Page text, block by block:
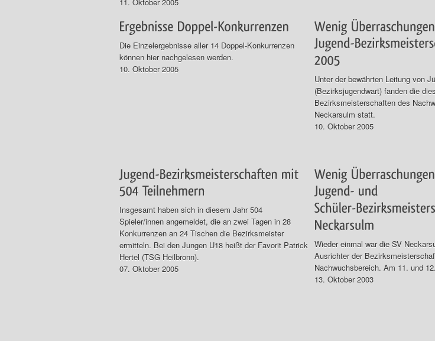
Die Einzelergebnisse aller 14 Doppel-Konkurrenzen
können hier nachgelesen werden.
10. Oktober 2005
Unter der bewährten Leitung von
(Bezirksjugendwart) fanden die
Bezirksmeisterschaften des
Neckarsulm statt.
10. Oktober 2005
Insgesamt haben sich in diesem Jahr 504
Spieler/innen angemeldet, die an zwei Tagen in 28
Konkurrenzen an 24 Tischen die Bezirksmeister
ermitteln. Bei den Jungen U18 heißt der Favorit Patrick
Hertel (TSG Heilbronn).
07. Oktober 2005
Wieder einmal war die SV
Ausrichter der
Nachwuchsbereich. Am 11. und 12.
13. Oktober 2003